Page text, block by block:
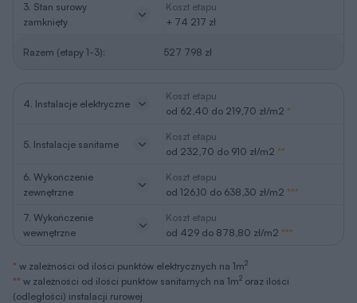
3. Stan surowy
zamknięty
Koszt etapu
+ 74 217 zł
Razem (etapy 1-3): 527 798 zł
4. Instalacje elektryczne
Koszt etapu
od 62,40 do 219,70 zł/m2 *
5. Instalacje sanitarne
Koszt etapu
od 232,70 do 910 zł/m2 **
6. Wykończenie
zewnętrzne
Koszt etapu
od 126,10 do 638,30 zł/m2 ***
7. Wykończenie
wewnętrzne
Koszt etapu
od 429 do 878,80 zł/m2 ***
* w zależności od ilości punktów elektrycznych na 1m2
** w zależności od ilości punktów sanitarnych na 1m2 oraz ilości
(odległości) instalacji rurowej